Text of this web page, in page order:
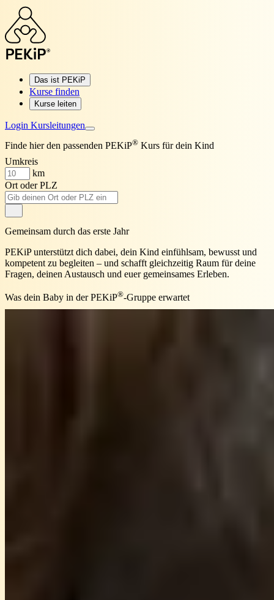
Das ist PEKiP
Kurse finden
Kurse leiten
Login Kursleitungen
Finde hier den passenden PEKiP® Kurs für dein Kind
Umkreis
km
Ort oder PLZ
Gemeinsam durch das erste Jahr
PEKiP unterstützt dich dabei, dein Kind einfühlsam, bewusst und
kompetent zu begleiten – und schafft gleichzeitig Raum für deine
Fragen, deinen Austausch und euer gemeinsames Erleben.
Was dein Baby in der PEKiP®-Gruppe erwartet